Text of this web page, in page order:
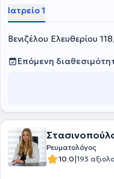
Ιατρείο 1
Βενιζέλου Ελευθερίου
Επόμενη
Ρευματολόγος
10.0|193